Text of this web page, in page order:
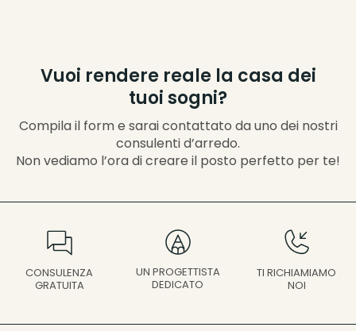
Vuoi rendere reale la casa dei
tuoi sogni?
Compila il form e sarai contattato da uno dei nostri
consulenti d’arredo.
Non vediamo l’ora di creare il posto perfetto per te!
CONSULENZA
GRATUITA
UN PROGETTISTA
DEDICATO
TI RICHIAMIAMO
NOI